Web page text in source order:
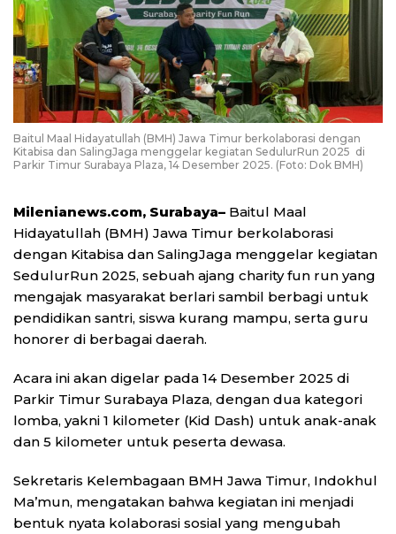
Baitul Maal Hidayatullah (BMH) Jawa Timur berkolaborasi dengan
Kitabisa dan SalingJaga menggelar kegiatan SedulurRun 2025 di
Parkir Timur Surabaya Plaza, 14 Desember 2025. (Foto: Dok BMH)
Milenianews.com, Surabaya– Baitul Maal
Hidayatullah (BMH) Jawa Timur berkolaborasi
dengan Kitabisa dan SalingJaga menggelar kegiatan
SedulurRun 2025, sebuah ajang charity fun run yang
mengajak masyarakat berlari sambil berbagi untuk
pendidikan santri, siswa kurang mampu, serta guru
honorer di berbagai daerah.
Acara ini akan digelar pada 14 Desember 2025 di
Parkir Timur Surabaya Plaza, dengan dua kategori
lomba, yakni 1 kilometer (Kid Dash) untuk anak-anak
dan 5 kilometer untuk peserta dewasa.
Sekretaris Kelembagaan BMH Jawa Timur, Indokhul
Ma’mun, mengatakan bahwa kegiatan ini menjadi
bentuk nyata kolaborasi sosial yang mengubah